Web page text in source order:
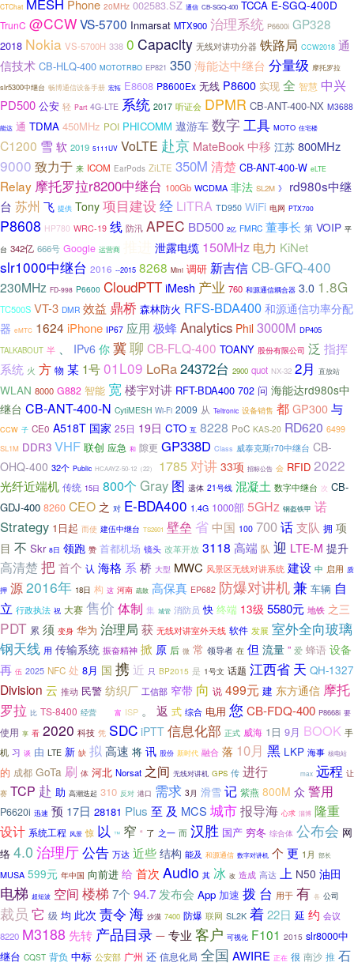
CTChat MESH Phone 20MHz 002583.SZ 通信 CB-SGQ-400 TCCA E-SGQ-400D
TrunC @CCWVS-5700 Inmarsat MTX900 治理系统 P6600i GP328
2018 Nokia VS-5700H 338 0 Capacity 无线对讲功分器 铁路局 CCW2018 通
信技术 CB-HLQ-400 MOTOTRBO EP821 350海能达中继台 分量级 摩托罗拉
slr5300中继台 畅博通信设备手册 宏拓 E8608 P8600Ex 无线 P8600 实现 全 智慧 中兴
PD500 公安 轻 Part 4G-LTE 系统 2017 听证会 DPMR CB-ANT-400-NX M3688
能达 通 TDMA 450MHz POI PHICOMM 遨游车 数字工具 MOTO 住宅楼
C1200 雪 软 2019 5111UV VoLTE 赴京 MateBook中移 江苏 800MHz
9000 致力于 来 ICOM EarPods ZiLTE 350M 清楚 CB-ANT-400-W eLTE
Relay 摩托罗拉r8200中继台 100Gb WCDMA 非法 SL2M 》
rd980s中继
台 苏州 飞 提供 Tony 项目建设 经 LiTRA TD950 WiFi 电网 PTX700
P8608 HP780 WRC-19 线 防汛 APEC BD500 2亿 FMRC 董事长 第 VOIP 平
台 342亿 666号 Google 运营商 泄露电缆 150MHz 电力 KiNet
slr1000中继台 2016 --2015 8268 Mini 调研 新吉信 CB-GFQ-400
230MHz FD-998 P6600 CloudPTTiMesh 产业 760 和源通信耦合器 3.0 1.8G
TC500S VT-3 DMR 效益 鼎桥 森林防火 RFS-BDA400 和源通信功率分配
器 eMTC 1624 iPhone IP67 应用 极蜂Analytics Phil 3000M DP405
TALKABOUT 半 IPv6 你 冀聊 CB-FLQ-400 TOANY 股份有限公司 泛 指挥
系统 火 方 物 某 1号01L09 LoRa24372台 2900 quot NX-32 2月 直放站
WLAN 8000 G882 智能 宽楼宇对讲 RFT-BDA400 702 问 海能达rd980s中
继台 CB-ANT-400-N CytiMESH Wi-Fi 2009 从 Teltronic 设备销售 都 GP300 与
CCW 子 CE0 A518T 国家 25日 19日 CTO 互 8228 PoC KAS-20 RD620 6499
SL1M DDR3 VHF 联创 应急 和 隙更 GP338D Class 威泰克斯r70中继台 CB-
OHQ-400 32个 Public HCAAYZ-50-12（22） 1785对讲 33项 招标公告 会 RFID 2022
光纤近端机 传统 15日 800个 Gray 图 遗体 21号线 混凝土 数字中继台 次 CB-
GDJ-400 8260 CEO 之 对 E-BDA400 1.4G 1000部 5GHz 钢盔铁甲 诺
Strategy 1日起 而使 建伍中继台 TS2601 壁垒 省 中国 100 700话支队 拥 项
目 不 Skr 8日 领跑 赞 首都机场 镜头 改革开放 3118 高端 队 迎 LTE-M 提升
高清楚 把首个 认 海格 系 桥 大型 MWC 风景区无线对讲系统 建设 中 启用 质
押 源2016年 18日 构 这 河南 疏散 高保真 EP682 防爆对讲机兼 车辆 自
立 行政执法 祝 大赛 售价 体制 集 城管 消防员 快 终端 13级 5580元 地铁 之三
PDT 累 须 变身 华为 治理局 获 无线对讲室外天线 软件 发展 室外全向玻璃
钢天线 用 传输系统 振奋精神 掀 原 后 微 常 领导者 在 但 流量 ” 爱 蜂语 设备
再 伍 2025 NFC 处 8月 国 携 近 只 BP2015 是 1号文 话题 江西省 天 QH-1327
Division 云 推动 民警 纺织厂 工信部 窄带 向 说 499元 建 东方通信 摩托
罗拉 比 TS-8400 经营 富 ISP 。 返 式 综合 电用 您 CB-FDQ-400 P8668i 要
使用 享 看 2020 科技 凭 SDC iPTT 信息化部 正式 威海 1日 9月 BOOK 手
机 习 谈 由 LTE 新 缺 拟 高速 将 讯 股份 新时代 融合 落 10月 黑 LKP 海事 核电站
的 成都 GoTa 刷 体 河北 Norsat 之间 无线对讲机 GPS 传 进行 max 远程 让
赛 TCP 赴 助 高潮迭起 310 反对 港口 需求 3月 滑雪 记 紫燕 800M 众 警用
P6620i 迅速 预 17日 28181 Plus 至 及 MCS 城市报导海 心求 淄博 隆重
设计 系统工程 风景 惊 以 ™ 窄 “ 了 之一 而 汉胜 国产 穷冬 综合体 公布会 网
络 4.0 治理厅公告 万达 近些结构 能及 和源通信 数字对讲机 个 更 1月 部长
MUSA 599元 年中国 向前进 给 首次 Audio 其 冰 改 造成 高达 上 N50 油田
电梯 超短波 空间 楼梯 7个 94.7 发布会 App 加速 拨 台 用于 有 各 公司
裁员 它 级 均 此次 责令 海 沙漠 7400 防爆 联网 SL2K 着22日 延 约 会议
8220 M3188 先转 产品目录 一 专业 客户 可视化 F101 2015 slr8000中
继台 CQST 背负 中标 公安部 广州 还 信息化局 全国 AWIRE 正在 很 南沙 推 石